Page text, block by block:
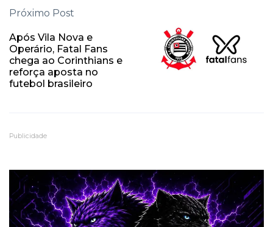
Próximo Post
Após Vila Nova e
Operário, Fatal Fans
chega ao Corinthians e
reforça aposta no
futebol brasileiro
Publicidade